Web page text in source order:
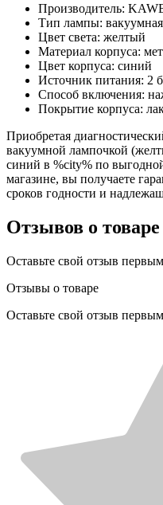
Производитель:
Тип лампы: вакуумная
Цвет света: желтый
Материал корпуса:
Цвет корпуса: синий
Источник питания: 2
Способ включения:
Покрытие корпуса:
Приобретая
вакуумной лампочкой
синий в %city% по
магазине, вы получаете
сроков годности и
Отзывов о
Оставьте свой отзыв
Отзывы о товаре
Оставьте свой отзыв